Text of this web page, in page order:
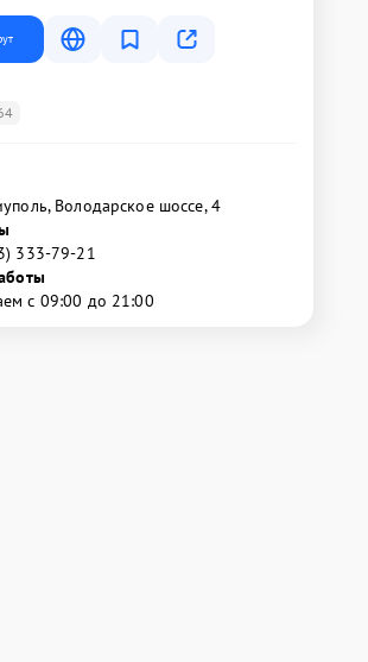
Володарское шоссе, 4
333-79-21
с 09:00 до 21:00